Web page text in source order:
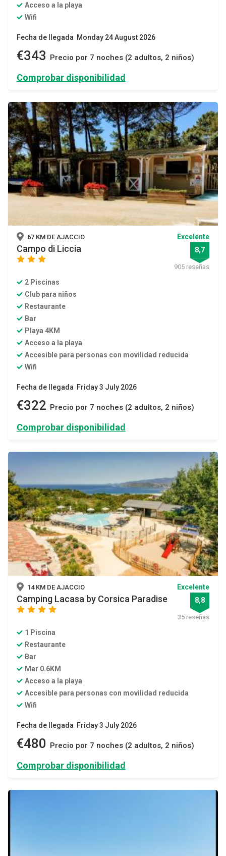
Acceso a la playa
Wifi
Fecha de llegada Monday 24 August 2026
€343 Precio por 7 noches (2 adultos, 2 niños)
Comprobar disponibilidad
67 KM DE AJACCIO
Campo di Liccia
star star
Excelente
8,7
905 reseñas
2 Piscinas
Club para niños
Restaurante
Bar
Playa 4KM
Acceso a la playa
Accesible para personas con movilidad reducida
Wifi
Fecha de llegada Friday 3 July 2026
€322 Precio por 7 noches (2 adultos, 2 niños)
Comprobar disponibilidad
14 KM DE AJACCIO
Camping Lacasa by Corsica Paradise
star star star
Excelente
8,8
35 reseñas
1 Piscina
Restaurante
Bar
Mar 0.6KM
Acceso a la playa
Accesible para personas con movilidad reducida
Wifi
Fecha de llegada Friday 3 July 2026
€480 Precio por 7 noches (2 adultos, 2 niños)
Comprobar disponibilidad